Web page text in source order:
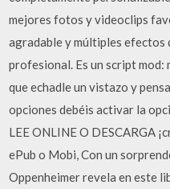
mejores fotos y videoclips
agradable y múltiples efectos
profesional. Es un script
que echadle un vistazo y
opciones debéis activar la
LEE ONLINE O DESCARGA
ePub o Mobi, Con un
Oppenheimer revela en este